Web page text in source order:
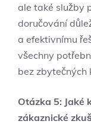
ale také služby
doručování
a efektivnímu
všechny
bez zbytečných
Otázka 5: Jaké
zákaznické